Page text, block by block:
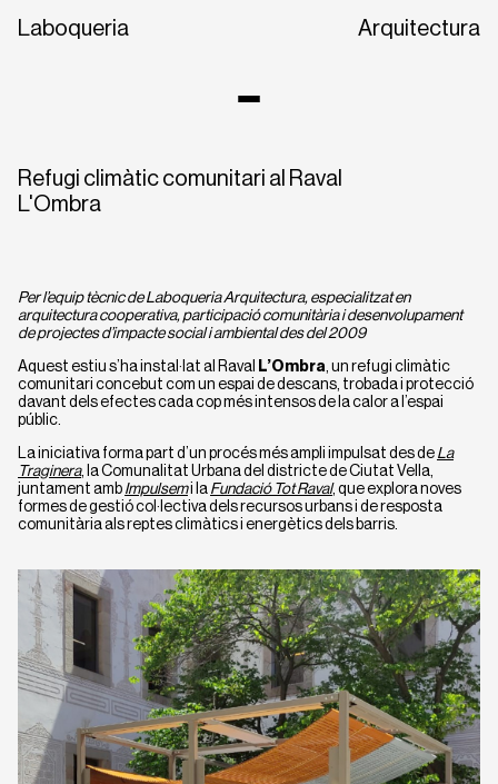
Laboqueria Arquitectura
CAENES
Refugi climàtic comunitari al Raval
L'Ombra
Per l’equip tècnic de Laboqueria Arquitectura, especialitzat en
arquitectura cooperativa, participació comunitària i desenvolupament
de projectes d’impacte social i ambiental des del 2009
Aquest estiu s’ha instal·lat al Raval L’Ombra, un refugi climàtic
comunitari concebut com un espai de descans, trobada i protecció
davant dels efectes cada cop més intensos de la calor a l’espai
públic.
La iniciativa forma part d’un procés més ampli impulsat des de La
Traginera, la Comunalitat Urbana del districte de Ciutat Vella,
juntament amb Impulsemi la Fundació Tot Raval, que explora noves
formes de gestió col·lectiva dels recursos urbans i de resposta
comunitària als reptes climàtics i energètics dels barris.